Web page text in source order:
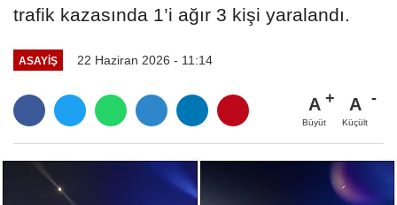
trafik kazasında 1’i ağır 3 kişi yaralandı.
ASAYİŞ 22 Haziran 2026 - 11:14
A
Büyüt
A
Küçült